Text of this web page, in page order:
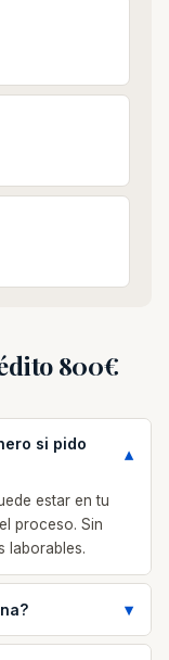
800€
si pido
estar en tu
proceso. Sin
laborables.